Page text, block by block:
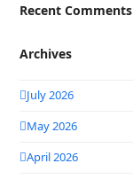
Recent Comments
Archives
July 2026
May 2026
April 2026